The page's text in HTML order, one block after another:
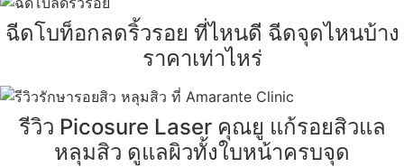
ฉีดโบท็อกลดริ้วรอย ที่ไหนดี ฉีดจุดไหนบ้าง
ราคาเท่าไหร่
รีวิว Picosure Laser คุณยู แก้รอยสิวแล
หลุมสิว ดูแลผิวทั้งใบหน้าครบจุด